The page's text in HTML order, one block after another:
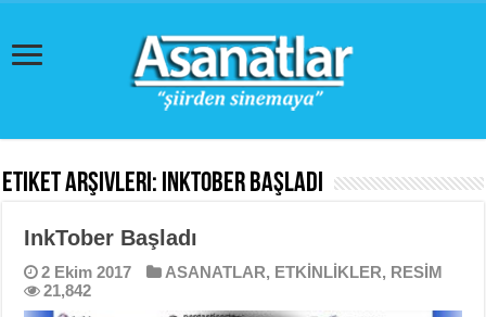
Etiket Arşivleri: InkTober Başladı
InkTober Başladı
2 Ekim 2017 ASANATLAR, ETKİNLİKLER, RESİM
21,842